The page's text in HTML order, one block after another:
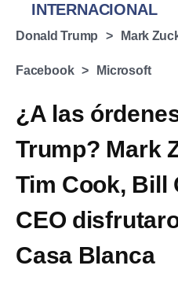
INTERNACIONAL
Donald Trump Mark
Facebook Microsoft
¿A las
Trump? Mark
Tim Cook, Bill
CEO
Casa Blanca